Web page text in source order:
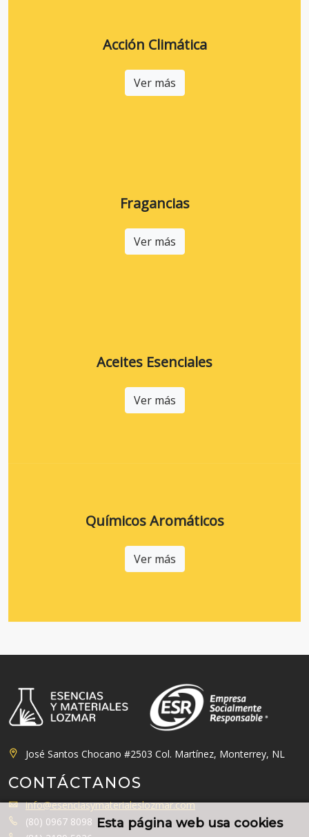
Esta página web usa cookies
Acción Climática
Ver más
Fragancias
Ver más
Aceites Esenciales
Ver más
Químicos Aromáticos
Ver más
José Santos Chocano #2503 Col. Martínez, Monterrey, NL
CONTÁCTANOS
info@esenciasymaterialeslozmar.com
(80) 0967 8098